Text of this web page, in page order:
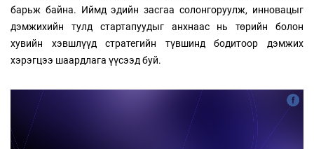
барьж байна. Иймд эдийн засгаа солонгоруулж, инновацыг
дэмжихийн тулд стартапуудыг анхнаас нь төрийн болон
хувийн хэвшлүүд стратегийн түвшинд бодитоор дэмжих
хэрэгцээ шаардлага үүсээд буй.